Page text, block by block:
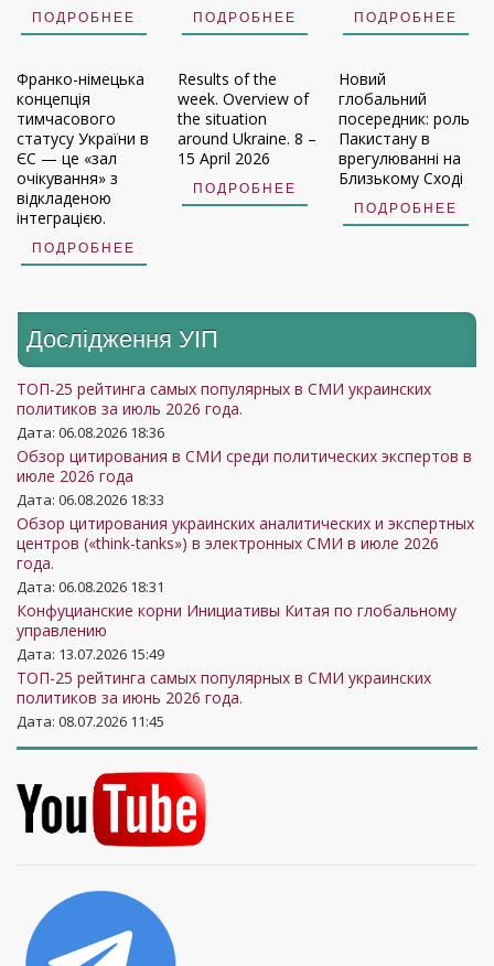
ПОДРОБНЕЕ ПОДРОБНЕЕ ПОДРОБНЕЕ
Франко-німецька
концепція
тимчасового
статусу України в
ЄС — це «зал
очікування» з
відкладеною
інтеграцією.
ПОДРОБНЕЕ
Results of the
week. Overview of
the situation
around Ukraine. 8 –
15 April 2026
ПОДРОБНЕЕ
Новий
глобальний
посередник: роль
Пакистану в
врегулюванні на
Близькому Сході
ПОДРОБНЕЕ
Дослідження УIП
ТОП-25 рейтинга самых популярных в СМИ украинских
политиков за июль 2026 года.
Дата: 06.08.2026 18:36
Обзор цитирования в СМИ среди политических экспертов в
июле 2026 года
Дата: 06.08.2026 18:33
Обзор цитирования украинских аналитических и экспертных
центров («think-tanks») в электронных СМИ в июле 2026
года.
Дата: 06.08.2026 18:31
Конфуцианские корни Инициативы Китая по глобальному
управлению
Дата: 13.07.2026 15:49
ТОП-25 рейтинга самых популярных в СМИ украинских
политиков за июнь 2026 года.
Дата: 08.07.2026 11:45